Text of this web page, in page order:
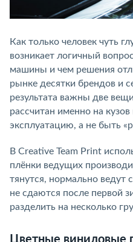
Как только человек чуть
возникает логичный
машины и чем решения
рынке десятки брендов и
результата важны две
рассчитан именно на
эксплуатацию, а не быть
В Creative Team Print
плёнки ведущих
тянутся, нормально ведут
не сдаются после первой
разделить на несколько
Цветные виниловые